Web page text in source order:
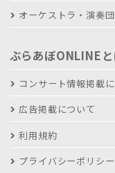
オーケストラ・演奏
ぶらあぼONLINE
コンサート情報掲載
広告掲載について
利用規約
プライバシーポリシー